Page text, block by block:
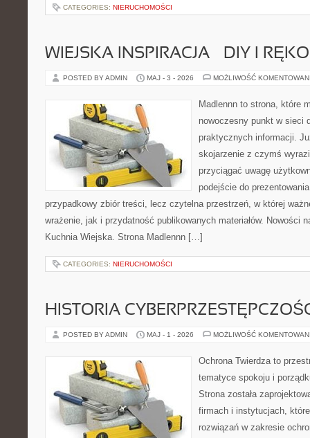
CATEGORIES: NIERUCHOMOŚCI
WIEJSKA INSPIRACJA – DIY I
POSTED BY ADMIN MAJ - 3 - 2026 MOŻLIWOŚĆ
Madlennn to strona, które
nowoczesny punkt w sieci
praktycznych informacji.
skojarzenie z czymś
przyciągać uwagę
podejście do
przypadkowy zbiór treści, lecz czytelna przestrzeń, w której
wrażenie, jak i przydatność publikowanych materiałów. Nowości
Kuchnia Wiejska. Strona Madlennn […]
CATEGORIES: NIERUCHOMOŚCI
HISTORIA
POSTED BY ADMIN MAJ - 1 - 2026 MOŻLIWOŚĆ
Ochrona Twierdza to
tematyce spokoju i
Strona została
firmach i instytucjach,
rozwiązań w zakresie